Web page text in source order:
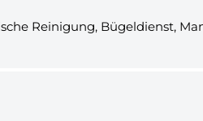
Reinigung, Bügeldienst,